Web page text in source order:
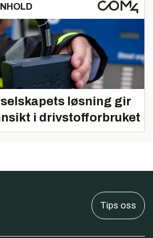
løsning gir
i drivstofforbruket
Tips oss